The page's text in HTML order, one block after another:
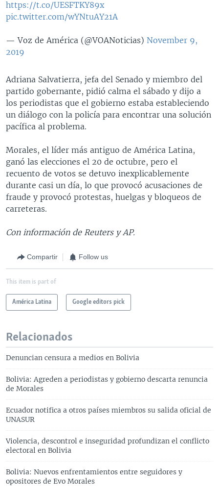
https://t.co/UESFTKY89x
pic.twitter.com/wYNtuAY21A
— Voz de América (@VOANoticias) November 9,
2019
Adriana Salvatierra, jefa del Senado y miembro del
partido gobernante, pidió calma el sábado y dijo a
los periodistas que el gobierno estaba estableciendo
un diálogo con la policía para encontrar una solución
pacífica al problema.
Morales, el líder más antiguo de América Latina,
ganó las elecciones el 20 de octubre, pero el
recuento de votos se detuvo inexplicablemente
durante casi un día, lo que provocó acusaciones de
fraude y provocó protestas, huelgas y bloqueos de
carreteras.
Con información de Reuters y AP.
Compartir Follow us
This item is part of
América Latina Google editors pick
Relacionados
Denuncian censura a medios en Bolivia
Bolivia: Agreden a periodistas y gobierno descarta renuncia
de Morales
Ecuador notifica a otros países miembros su salida oficial de
UNASUR
Violencia, descontrol e inseguridad profundizan el conflicto
electoral en Bolivia
Bolivia: Nuevos enfrentamientos entre seguidores y
opositores de Evo Morales